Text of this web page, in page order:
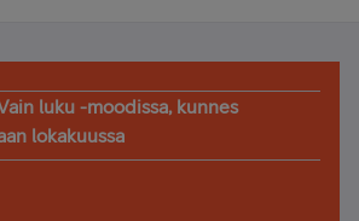
luku -moodissa, kunnes
lokakuussa